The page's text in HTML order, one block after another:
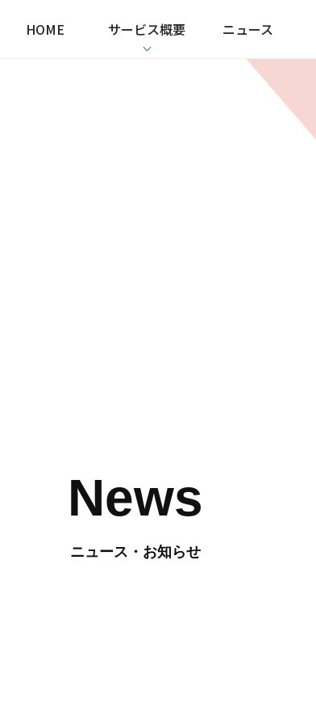
HOME サービス概要 ニュース
News
ニュース・お知らせ